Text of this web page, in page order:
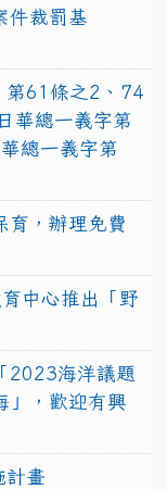
件裁罰基
第61條之2、74
華總一義字第
總一義字第
育，辦理免費
中心推出「野
2023海洋議題
，歡迎有興
計畫